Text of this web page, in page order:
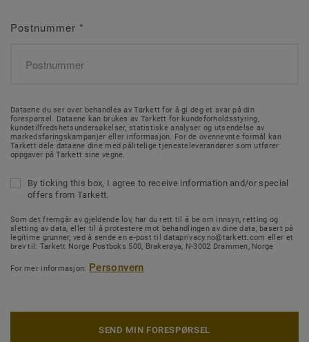
Postnummer *
Dataene du ser over behandles av Tarkett for å gi deg et svar på din
forespørsel. Dataene kan brukes av Tarkett for kundeforholdsstyring,
kundetilfredshetsundersøkelser, statistiske analyser og utsendelse av
markedsføringskampanjer eller informasjon. For de ovennevnte formål kan
Tarkett dele dataene dine med pålitelige tjenesteleverandører som utfører
oppgaver på Tarkett sine vegne.
By ticking this box, I agree to receive information and/or special
offers from Tarkett.
Som det fremgår av gjeldende lov, har du rett til å be om innsyn, retting og
sletting av data, eller til å protestere mot behandlingen av dine data, basert på
legitime grunner, ved å sende en e-post til dataprivacy.no@tarkett.com eller et
brev til: Tarkett Norge Postboks 500, Brakerøya, N-3002 Drammen, Norge
For mer informasjon: Personvern
SEND MIN FORESPØRSEL